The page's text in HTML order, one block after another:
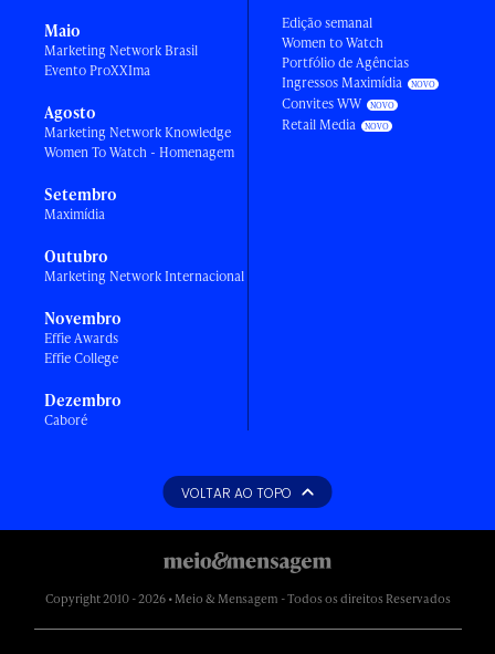
Maio
Marketing Network Brasil
Evento ProXXIma
Agosto
Marketing Network Knowledge
Women To Watch - Homenagem
Setembro
Maximídia
Outubro
Marketing Network Internacional
Novembro
Effie Awards
Effie College
Dezembro
Caboré
Edição semanal
Women to Watch
Portfólio de Agências
Ingressos Maximídia
Convites WW
Retail Media
VOLTAR AO TOPO
Copyright 2010 - 2026 • Meio & Mensagem - Todos os direitos Reservados